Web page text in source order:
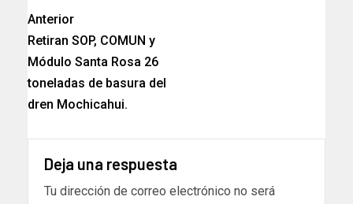
Anterior
Retiran SOP, COMUN y
Módulo Santa Rosa 26
toneladas de basura del
dren Mochicahui.
Deja una respuesta
Tu dirección de correo electrónico no será